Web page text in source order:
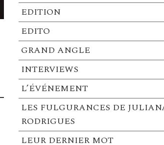
EDITION
EDITO
GRAND ANGLE
INTERVIEWS
L’ÉVÉNEMENT
LES FULGURANCES DE
RODRIGUES
LEUR DERNIER MOT